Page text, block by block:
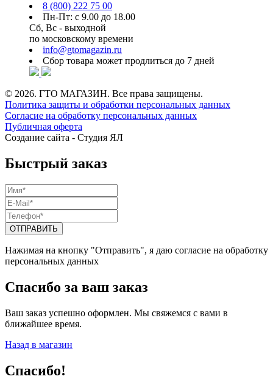
8 (800) 222 75 00
Пн-Пт: с 9.00 до 18.00
Сб, Вс - выходной
по московскому времени
info@gtomagazin.ru
Сбор товара может продлиться до 7 дней
© 2026. ГТО МАГАЗИН. Все права защищены.
Политика защиты и обработки персональных данных
Согласие на обработку персональных данных
Публичная оферта
Создание сайта - Студия ЯЛ
Быстрый заказ
Нажимая на кнопку "Отправить", я даю согласие на обработку
персональных данных
Спасибо за ваш заказ
Ваш заказ успешно оформлен. Мы свяжемся с вами в
ближайшее время.
Назад в магазин
Спасибо!